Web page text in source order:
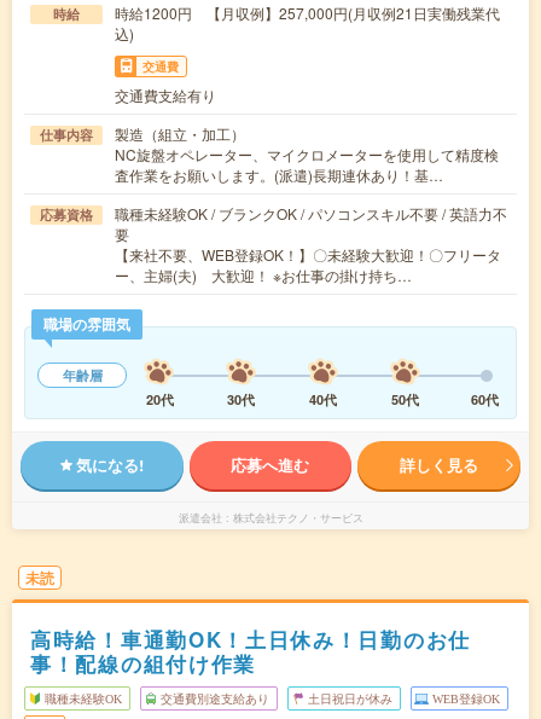
時給
時給1200円 【月収例】257,000円(月収例21日実働残業代
込)
交通費
交通費支給有り
仕事内容
製造（組立・加工）
NC旋盤オペレーター、マイクロメーターを使用して精度検
査作業をお願いします。(派遣)長期連休あり！基…
応募資格
職種未経験OK / ブランクOK / パソコンスキル不要 / 英語力不
要
【来社不要、WEB登録OK！】〇未経験大歓迎！〇フリータ
ー、主婦(夫) 大歓迎！ ※お仕事の掛け持ち…
職場の雰囲気
年齢層
20代
30代 40代 50代 60代
気になる! 応募へ進む 詳しく見る
派遣会社 株式会社テクノ・サービス
未読
高時給！車通勤OK！土日休み！日勤のお仕
事！配線の組付け作業
職種未経験OK 交通費別途支給あり 土日祝日が休み WEB登録OK